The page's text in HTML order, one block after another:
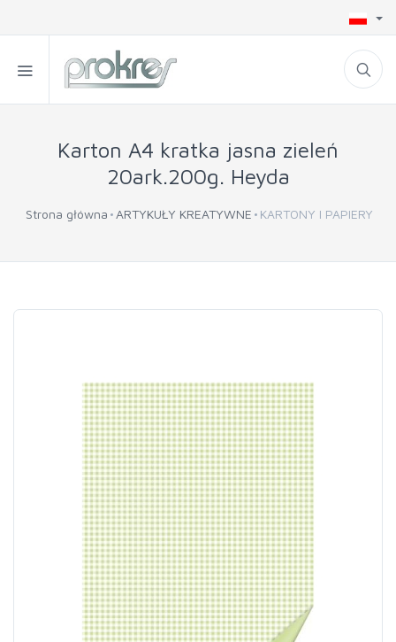
Karton A4 kratka jasna zieleń
20ark.200g. Heyda
Strona główna ARTYKUŁY KREATYWNE KARTONY I PAPIERY